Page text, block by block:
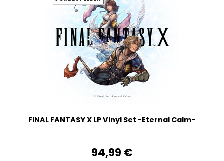
FINAL FANTASY X LP Vinyl Set -Eternal Calm-
94,99‎ ‎€